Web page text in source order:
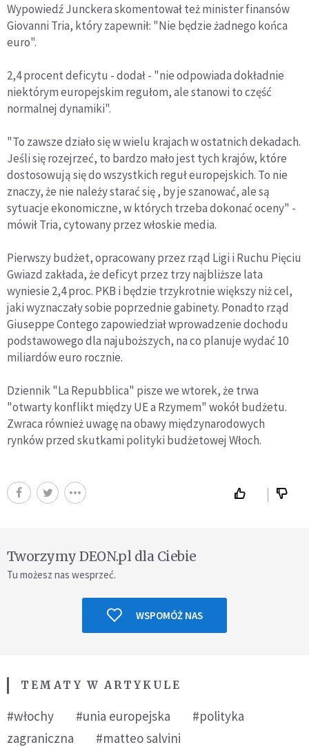
Wypowiedź Junckera skomentował też minister finansów
Giovanni Tria, który zapewnił: "Nie będzie żadnego końca
euro".
2,4 procent deficytu - dodał - "nie odpowiada dokładnie
niektórym europejskim regułom, ale stanowi to część
normalnej dynamiki".
"To zawsze działo się w wielu krajach w ostatnich dekadach.
Jeśli się rozejrzeć, to bardzo mało jest tych krajów, które
dostosowują się do wszystkich reguł europejskich. To nie
znaczy, że nie należy starać się , by je szanować, ale są
sytuacje ekonomiczne, w których trzeba dokonać oceny" -
mówił Tria, cytowany przez włoskie media.
Pierwszy budżet, opracowany przez rząd Ligi i Ruchu Pięciu
Gwiazd zakłada, że deficyt przez trzy najbliższe lata
wyniesie 2,4 proc. PKB i będzie trzykrotnie większy niż cel,
jaki wyznaczały sobie poprzednie gabinety. Ponadto rząd
Giuseppe Contego zapowiedział wprowadzenie dochodu
podstawowego dla najuboższych, na co planuje wydać 10
miliardów euro rocznie.
Dziennik "La Repubblica" pisze we wtorek, że trwa
"otwarty konflikt między UE a Rzymem" wokół budżetu.
Zwraca również uwagę na obawy międzynarodowych
rynków przed skutkami polityki budżetowej Włoch.
Tworzymy DEON.pl dla Ciebie
Tu możesz nas wesprzeć.
WSPOMÓŻ NAS
TEMATY W ARTYKULE
#włochy #unia europejska
#polityka
zagraniczna
#matteo salvini